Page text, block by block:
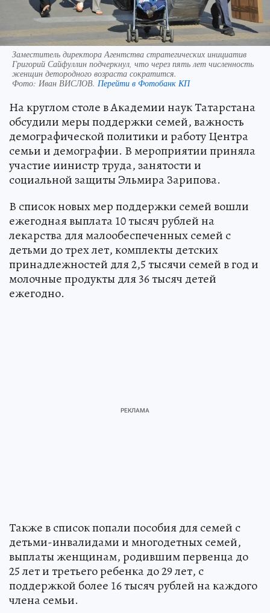
Заместитель директора Агентства стратегических инициатив
Григорий Сайфуллин подчеркнул, что через пять лет численность
женщин детородного возраста сократится.
Фото: Иван ВИСЛОВ. Перейти в Фотобанк КП
На круглом столе в Академии наук Татарстана
обсудили меры поддержки семей, важность
демографической политики и работу Центра
семьи и демографии. В мероприятии приняла
участие иинистр труда, занятости и
социальной защиты Эльмира Зарипова.
В список новых мер поддержки семей вошли
ежегодная выплата 10 тысяч рублей на
лекарства для малообеспеченных семей с
детьми до трех лет, комплекты детских
принадлежностей для 2,5 тысячи семей в год и
молочные продукты для 36 тысяч детей
ежегодно.
Также в список попали пособия для семей с
детьми-инвалидами и многодетных семей,
выплаты женщинам, родившим первенца до
25 лет и третьего ребенка до 29 лет, с
поддержкой более 16 тысяч рублей на каждого
члена семьи.